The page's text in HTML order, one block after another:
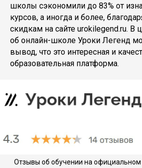
школы сэкономили до 83% от
курсов, а иногда и более,
скидкам на сайте urokilegend.ru. В
об онлайн-школе Уроки Легенд
вывод, что это интересная и
образовательная платформа.
Отзывы об обучении на